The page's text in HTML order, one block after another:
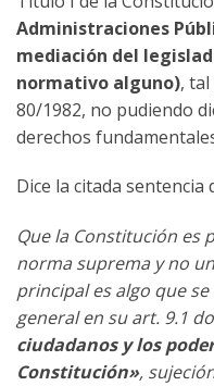
Administraciones
mediación del
normativo alguno), tal
80/1982, no pudiendo
derechos
Dice la citada
Que la Constitución es
norma suprema y no
principal es algo que
general en su art. 9.1
ciudadanos y los
Constitución»,